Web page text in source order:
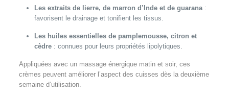
Les extraits de lierre, de marron d’Inde et de guarana:
favorisent le drainage et tonifient les tissus.
Les huiles essentielles de pamplemousse, citron et
cèdre: connues pour leurs propriétés lipolytiques.
Appliquées avec un massage énergique matin et soir, ces
crèmes peuvent améliorer l’aspect des cuisses dès la deuxième
semaine d’utilisation.